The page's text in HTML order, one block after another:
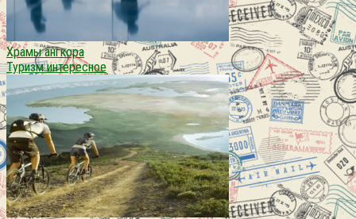
Храмы ангкора
Туризм интересное